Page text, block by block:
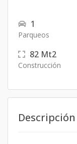
1
Parqueos
82 Mt2
Construcción
Descripción